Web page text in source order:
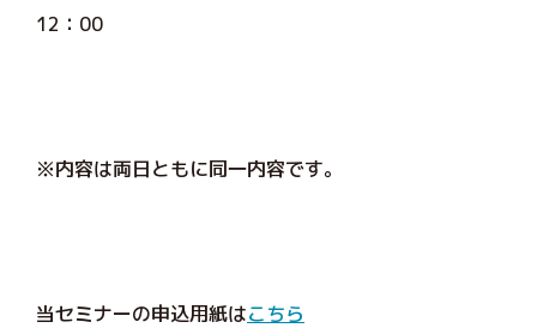
12：00
※内容は両日ともに同一内容です。
当セミナーの申込用紙はこちら